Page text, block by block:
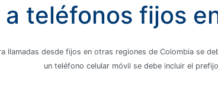
a teléfonos fijos
llamadas desde fijos en otras regiones de Colombia se
un teléfono celular móvil se debe incluir el